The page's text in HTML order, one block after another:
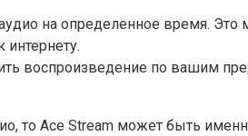
на определенное время. Это
воспроизведение по вашим
то Ace Stream может быть